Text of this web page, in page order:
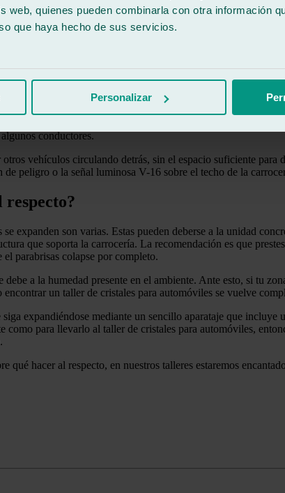
web, quienes pueden combinarla con otra información
que haya hecho de sus servicios.
Personalizar
de otorgar privacidad y seguridad si lo que buscas es
menos te bajes del vehículo a mitad de camino, sobre
conductores.
vehículos circulando detrás, sin el espacio suficiente
peligro o la señal luminosa V-16 sobre el techo de la
respecto?
se expanden son varias. Estas pueden deberse a la unidad
que soporta la carrocería. La recomendación es que
parabrisas colapse por completo.
a la humedad presente en el ambiente. Ante esto, si tu
encontrar un taller de cristales para automóviles se vuelve
expandiéndose mediante un sencillo aparataje que
para llevarlo al taller de cristales para automóviles,
qué hacer al respecto, en nuestros talleres estaremos